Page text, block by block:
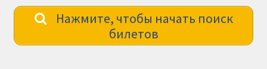
Нажмите, чтобы начать поиск
билетов